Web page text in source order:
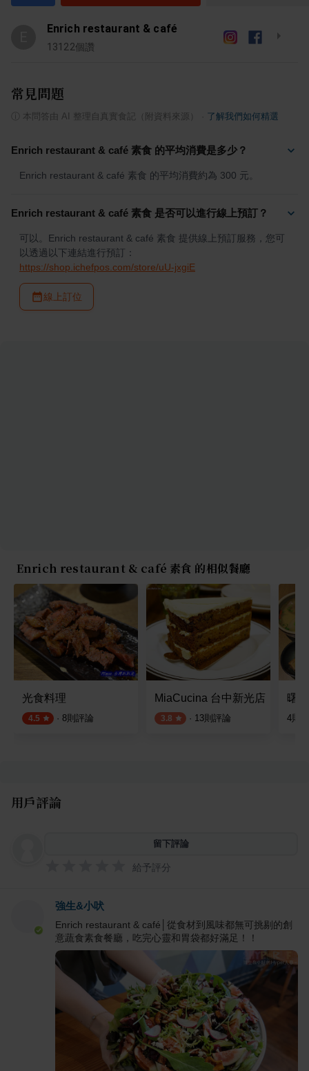
Enrich restaurant & café
13122個讚
常見問題
本問答由 AI 整理自真實食記（附資料來源） 了解我們如何精選
Enrich restaurant & café 素食 的平均消費是多少？
Enrich restaurant & café 素食 的平均消費約為 300 元。
Enrich restaurant & café 素食 是否可以進行線上預訂？
可以。Enrich restaurant & café 素食 提供線上預訂服務，您可
以透過以下連結進行預訂：
https://shop.ichefpos.com/store/uU-jxgiE
線上訂位
Enrich restaurant & café 素食 的相似餐廳
光食料理
4.5 · 8則評論
MiaCucina 台中新光店
3.8 · 13則評論
曙
4則
用戶評論
留下評論
給予評分
強生&小吠
Enrich restaurant & café│從食材到風味都無可挑剔的創
意蔬食素食餐廳，吃完心靈和胃袋都好滿足！！